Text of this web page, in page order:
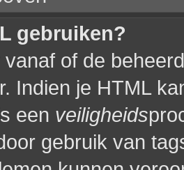
gebruiken?
of de
Indien je HTML
een veiligheids
gebruik van